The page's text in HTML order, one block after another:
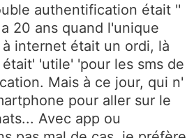
authentification était ''
20 ans quand l'unique
internet était un ordi, là
'utile' 'pour les sms de
Mais à ce jour, qui n'
pour aller sur le
Avec app ou